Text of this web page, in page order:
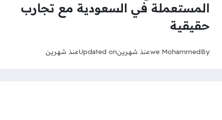
المستعملة في السعودية مع تجارب
حقيقية
By
we Mohammedمنذ شهرينUpdated onمنذ شهرين